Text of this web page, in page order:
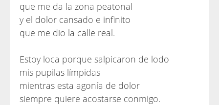
que me da la zona peatonal
y el dolor cansado e infinito
que me dio la calle real.
Estoy loca porque salpicaron de lodo
mis pupilas límpidas
mientras esta agonía de dolor
siempre quiere acostarse conmigo.